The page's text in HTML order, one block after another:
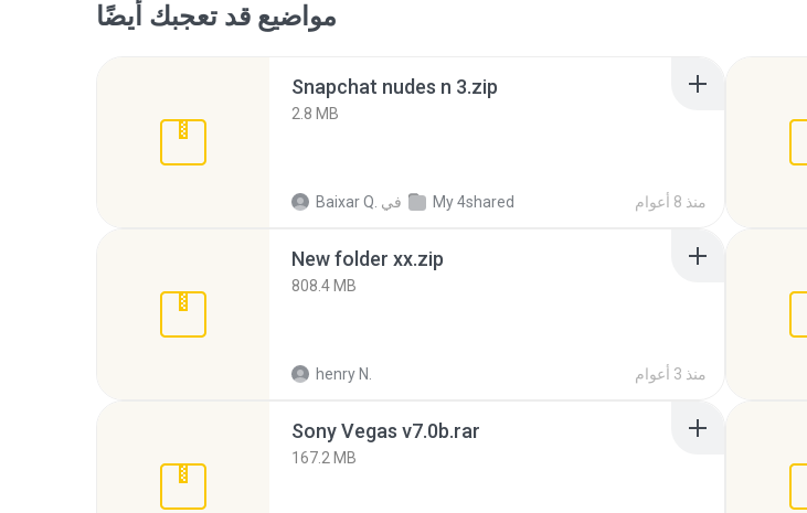
مواضيع قد تعجبك أيضًا
Snapchat nudes n 3.zip
2.8 MB
Baixar Q. في My 4shared منذ 8 أعوام
New folder xx.zip
808.4 MB
henry N. منذ 3 أعوام
Sony Vegas v7.0b.rar
167.2 MB